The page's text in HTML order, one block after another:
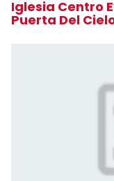
Iglesia Centro
Puerta Del